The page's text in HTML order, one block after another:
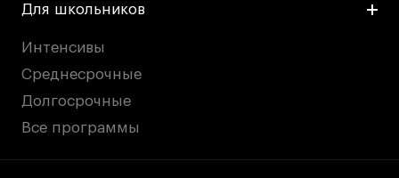
Для школьников
Интенсивы
Среднесрочные
Долгосрочные
Все программы